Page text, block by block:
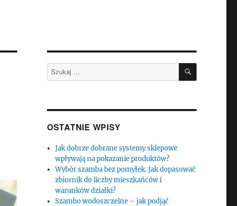
Szukaj: SZUKAJ
OSTATNIE WPISY
Jak dobrze dobrane systemy sklepowe
wpływają na pokazanie produktów?
Wybór szamba bez pomyłek. Jak dopasować
zbiornik do liczby mieszkańców i
warunków działki?
Szambo wodoszczelne – jak podjąć